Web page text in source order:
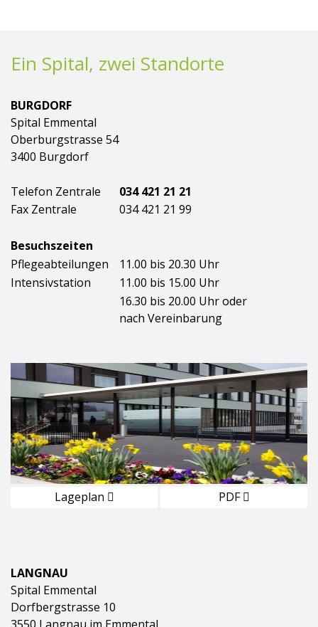
Ein Spital, zwei Standorte
BURGDORF
Spital Emmental
Oberburgstrasse 54
3400 Burgdorf
Telefon Zentrale
034 421 21 21
Fax Zentrale
034 421 21 99
Besuchszeiten
Pflegeabteilungen
11.00 bis 20.30 Uhr
Intensivstation
11.00 bis 15.00 Uhr
16.30 bis 20.00 Uhr oder
nach Vereinbarung
Lageplan PDF
LANGNAU
Spital Emmental
Dorfbergstrasse 10
3550 Langnau im Emmental